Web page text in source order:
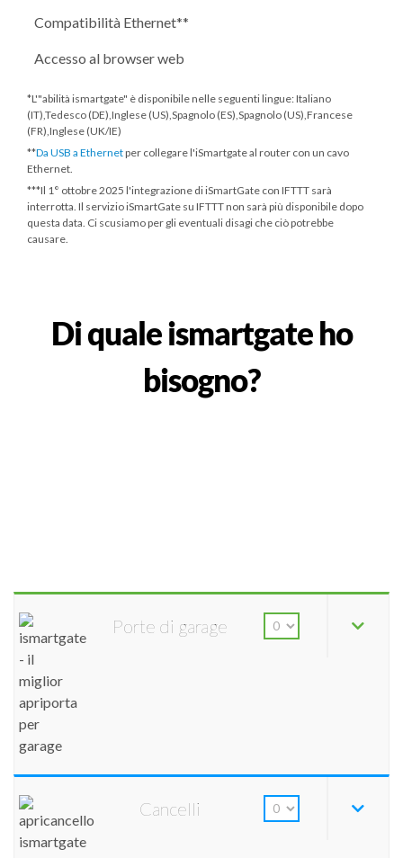
Compatibilità Ethernet**
Accesso al browser web
*L'"abilità ismartgate" è disponibile nelle seguenti lingue: Italiano
(IT),Tedesco (DE),Inglese (US),Spagnolo (ES),Spagnolo (US),Francese
(FR),Inglese (UK/IE)
**Da USB a Ethernetper collegare l'iSmartgate al router con un cavo
Ethernet.
***Il 1° ottobre 2025 l'integrazione di iSmartGate con IFTTT sarà
interrotta. Il servizio iSmartGate su IFTTT non sarà più disponibile dopo
questa data. Ci scusiamo per gli eventuali disagi che ciò potrebbe
causare.
Di quale ismartgate ho
bisogno?
Porte di garage
Cancelli